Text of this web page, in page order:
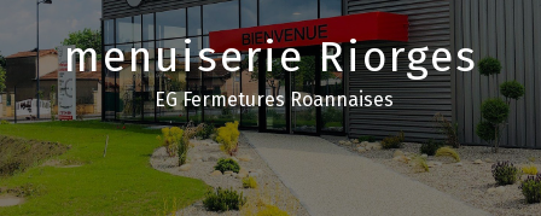
menuiserie Riorges
EG Fermetures Roannaises